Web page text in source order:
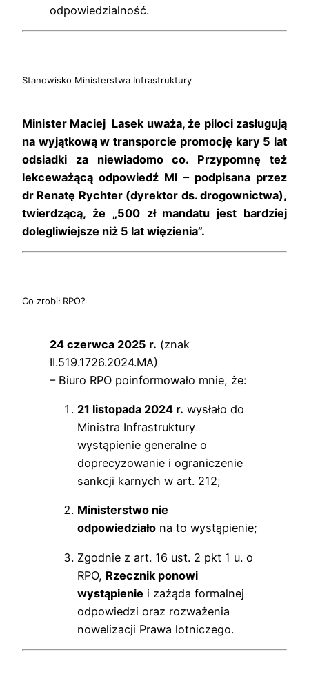
odpowiedzialność.
Stanowisko Ministerstwa Infrastruktury
Minister Maciej Lasek uważa, że piloci zasługują
na wyjątkową w transporcie promocję kary 5 lat
odsiadki za niewiadomo co. Przypomnę też
lekceważącą odpowiedź MI – podpisana przez
dr Renatę Rychter (dyrektor ds. drogownictwa),
twierdzącą, że „500 zł mandatu jest bardziej
dolegliwiejsze niż 5 lat więzienia”.
Co zrobił RPO?
24 czerwca 2025 r. (znak
II.519.1726.2024.MA)
– Biuro RPO poinformowało mnie, że:
21 listopada 2024 r. wysłało do
Ministra Infrastruktury
wystąpienie generalne o
doprecyzowanie i ograniczenie
sankcji karnych w art. 212;
Ministerstwo nie
odpowiedziało na to wystąpienie;
Zgodnie z art. 16 ust. 2 pkt 1 u. o
RPO, Rzecznik ponowi
wystąpienie i zażąda formalnej
odpowiedzi oraz rozważenia
nowelizacji Prawa lotniczego.